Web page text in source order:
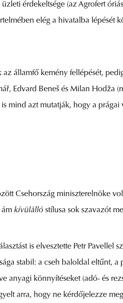
érdekeltsége (az Agrofert
elég a hivatalba
államfő kemény fellépését,
Edvard Beneš és Milan Hodža
mind azt mutatják, hogy a
Csehország miniszterelnöke
ám kívülálló stílusa sok szavazót
is elvesztette Petr Pavellel
stabil: a cseh baloldal eltűnt,
anyagi könnyítéseket (adó- és
arra, hogy ne kérdőjelezze